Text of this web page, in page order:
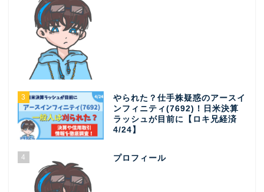
3
やられた？仕手株疑惑のアースイ
ンフィニティ(7692)！日米決算
ラッシュが目前に【ロキ兄経済
4/24】
4 プロフィール